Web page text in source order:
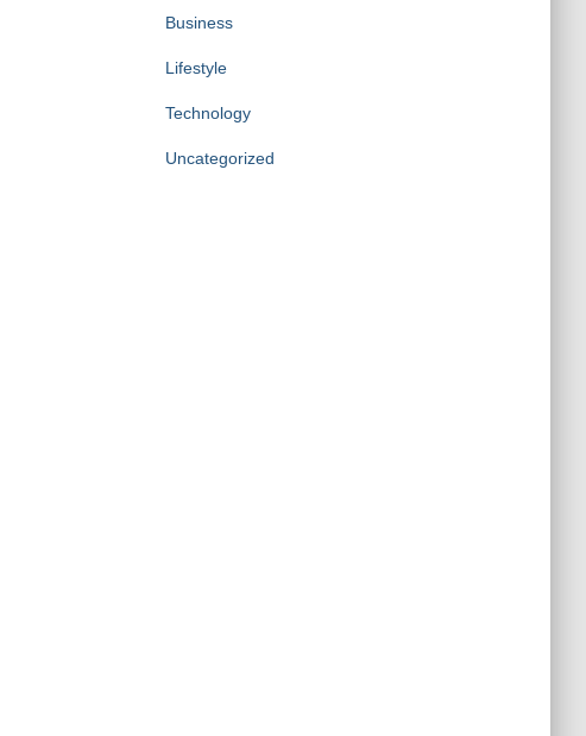
Business
Lifestyle
Technology
Uncategorized